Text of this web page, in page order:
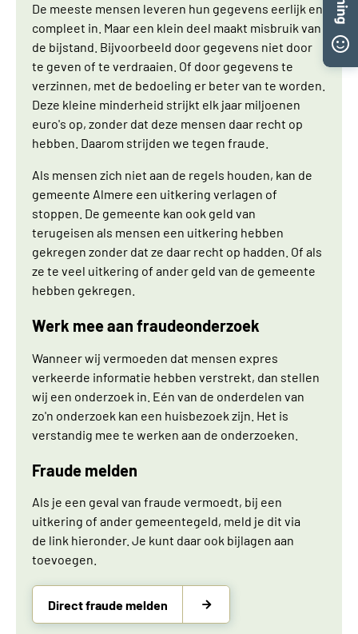
De meeste mensen leveren hun gegevens eerlijk en
compleet in. Maar een klein deel maakt misbruik van
de bijstand. Bijvoorbeeld door gegevens niet door
te geven of te verdraaien. Of door gegevens te
verzinnen, met de bedoeling er beter van te worden.
Deze kleine minderheid strijkt elk jaar miljoenen
euro's op, zonder dat deze mensen daar recht op
hebben. Daarom strijden we tegen fraude.
Als mensen zich niet aan de regels houden, kan de
gemeente Almere een uitkering verlagen of
stoppen. De gemeente kan ook geld van
terugeisen als mensen een uitkering hebben
gekregen zonder dat ze daar recht op hadden. Of als
ze te veel uitkering of ander geld van de gemeente
hebben gekregen.
Werk mee aan fraudeonderzoek
Wanneer wij vermoeden dat mensen expres
verkeerde informatie hebben verstrekt, dan stellen
wij een onderzoek in. Eén van de onderdelen van
zo'n onderzoek kan een huisbezoek zijn. Het is
verstandig mee te werken aan de onderzoeken.
Fraude melden
Als je een geval van fraude vermoedt, bij een
uitkering of ander gemeentegeld, meld je dit via
de link hieronder. Je kunt daar ook bijlagen aan
toevoegen.
Direct fraude melden